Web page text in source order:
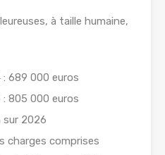
à taille humaine,
: 689 000 euros
: 805 000 euros
2026
charges comprises